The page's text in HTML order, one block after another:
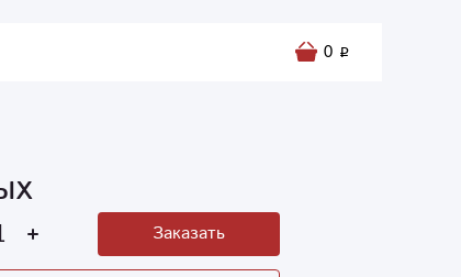
0
Заказать